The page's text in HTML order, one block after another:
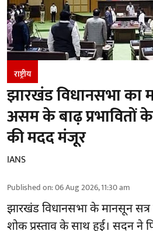
राष्ट्रीय
झारखंड विधानसभा का
असम के बाढ़ प्रभावितों
की मदद मंजूर
IANS
Published on:06 Aug 2026, 11:30 am
झारखंडविधानसभा के मानसून
शोक प्रस्ताव के साथ हुई। सदन ने